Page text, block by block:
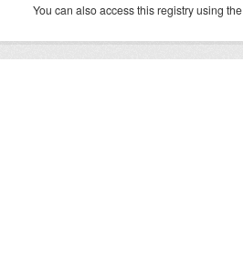
You can also access this registry using the